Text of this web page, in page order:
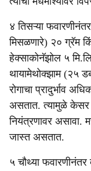
४ तिसऱ्या
मिसळणारे) २० ग्रॅम
हेक्साकोनॅझोल ५
थायामेथोक्झाम (२५
रोगाचा प्रादुर्भाव
असतात. त्यामुळे केसर
नियंत्रणावर असावा.
जास्त असतात.
५ चौथ्या